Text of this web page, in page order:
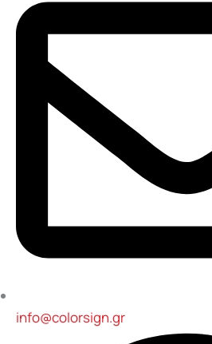
info@colorsign.gr